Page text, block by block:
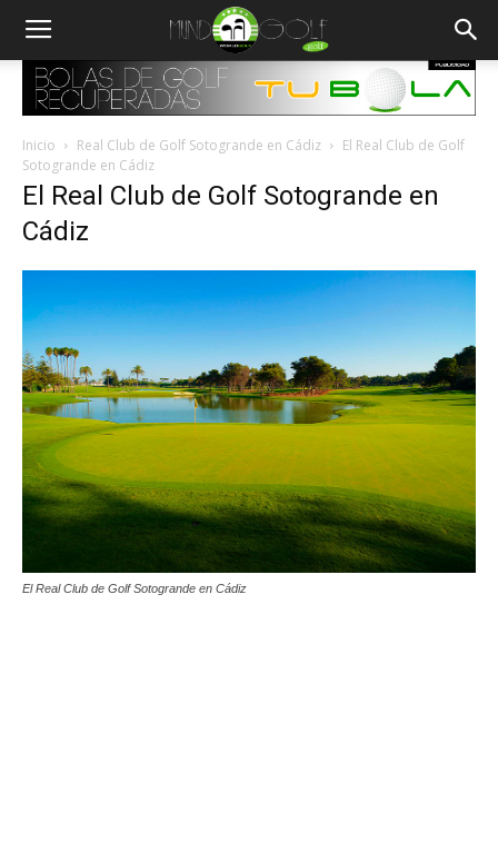
Inicio Real Club de Golf Sotogrande en Cádiz
El Real Club de Golf
Sotogrande en Cádiz
El Real Club de Golf Sotogrande en
Cádiz
El Real Club de Golf Sotogrande en Cádiz